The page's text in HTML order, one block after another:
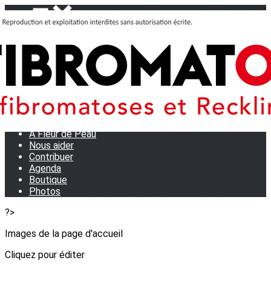
Menu
>
Journées Partage 2026 - La Rochelle
Les manifestations
Tom et son doudou
OSE TA VOIX
M.D.R. Expo
A Fleur de Peau
Nous aider
Contribuer
Agenda
Boutique
Photos
?>
Images de la page d'accueil
Cliquez pour éditer